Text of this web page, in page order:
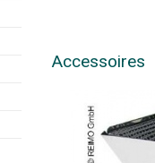
Accessoires